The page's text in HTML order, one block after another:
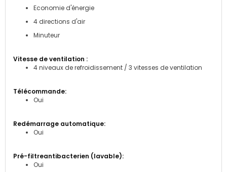
Economie d'énergie
4 directions d'air
Minuteur
4 niveaux de refroidissement / 3 vitesses de ventilation
Oui
Oui
Oui